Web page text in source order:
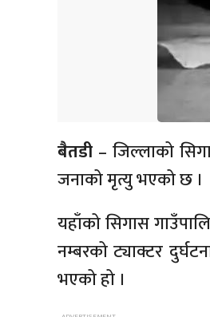
बैतडी – जिल्लाको
जनाको मृत्यु भएको छ ।
यहाँको सिगास
नम्बरको ट्याक्टर
भएको हो ।